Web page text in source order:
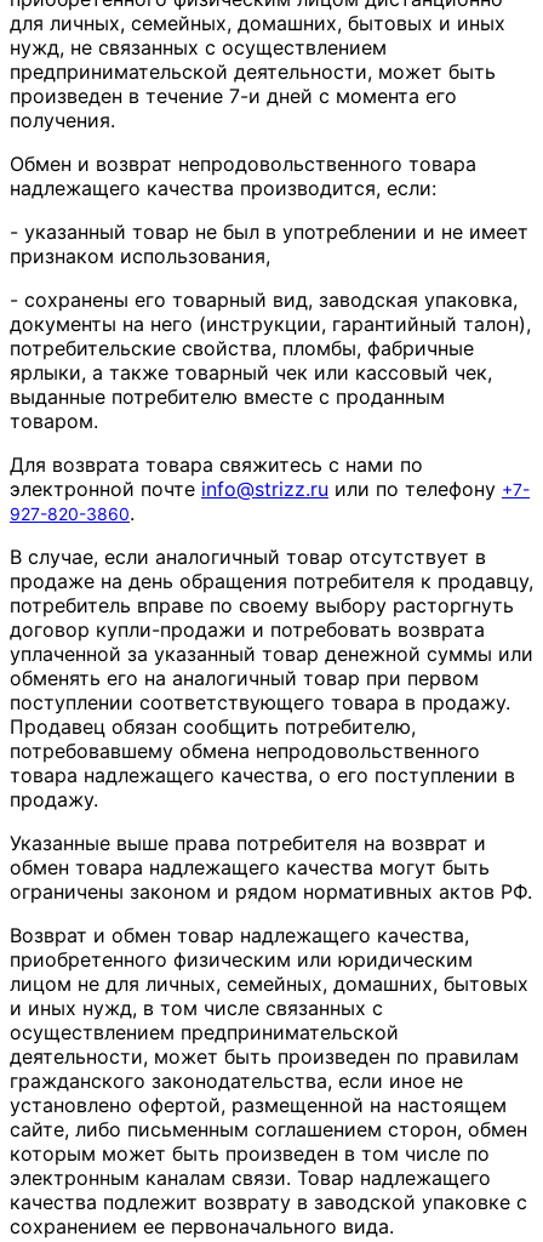
для личных, семейных, домашних, бытовых и иных
нужд, не связанных с осуществлением
предпринимательской деятельности, может быть
произведен в течение 7-и дней с момента его
получения.
Обмен и возврат непродовольственного товара
надлежащего качества производится, если:
- указанный товар не был в употреблении и не имеет
признаком использования,
- сохранены его товарный вид, заводская упаковка,
документы на него (инструкции, гарантийный талон),
потребительские свойства, пломбы, фабричные
ярлыки, а также товарный чек или кассовый чек,
выданные потребителю вместе с проданным
товаром.
Для возврата товара свяжитесь с нами по
электронной почте info@strizz.ru или по телефону +7-
927-820-3860.
В случае, если аналогичный товар отсутствует в
продаже на день обращения потребителя к продавцу,
потребитель вправе по своему выбору расторгнуть
договор купли-продажи и потребовать возврата
уплаченной за указанный товар денежной суммы или
обменять его на аналогичный товар при первом
поступлении соответствующего товара в продажу.
Продавец обязан сообщить потребителю,
потребовавшему обмена непродовольственного
товара надлежащего качества, о его поступлении в
продажу.
Указанные выше права потребителя на возврат и
обмен товара надлежащего качества могут быть
ограничены законом и рядом нормативных актов РФ.
Возврат и обмен товар надлежащего качества,
приобретенного физическим или юридическим
лицом не для личных, семейных, домашних, бытовых
и иных нужд, в том числе связанных с
осуществлением предпринимательской
деятельности, может быть произведен по правилам
гражданского законодательства, если иное не
установлено офертой, размещенной на настоящем
сайте, либо письменным соглашением сторон, обмен
которым может быть произведен в том числе по
электронным каналам связи. Товар надлежащего
качества подлежит возврату в заводской упаковке с
сохранением ее первоначального вида.